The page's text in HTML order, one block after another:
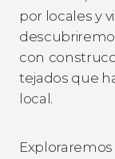
por locales y
con
tejados que
local.
Exploraremos